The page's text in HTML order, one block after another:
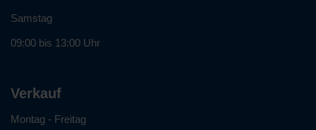
Samstag
09:00 bis 13:00 Uhr
Verkauf
Montag - Freitag